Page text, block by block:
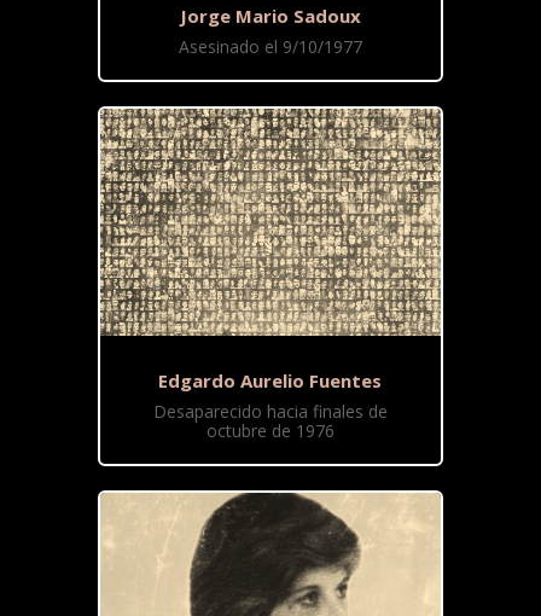
Jorge Mario Sadoux
Asesinado el 9/10/1977
Edgardo Aurelio Fuentes
Desaparecido hacia finales de
octubre de 1976